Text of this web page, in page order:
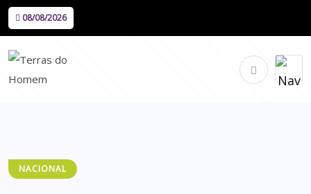
08/08/2026
NACIONAL